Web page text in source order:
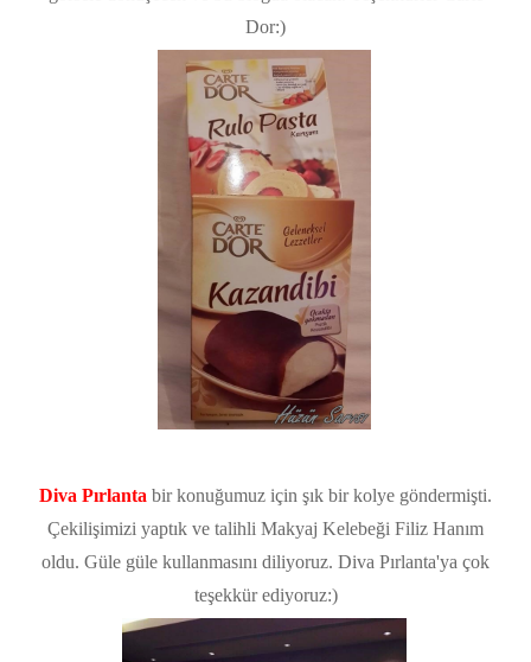
Dor:)
Diva Pırlanta bir konuğumuz için şık bir kolye göndermişti.
Çekilişimizi yaptık ve talihli Makyaj Kelebeği Filiz Hanım
oldu. Güle güle kullanmasını diliyoruz. Diva Pırlanta'ya çok
teşekkür ediyoruz:)